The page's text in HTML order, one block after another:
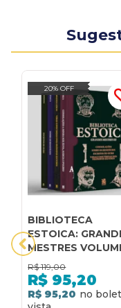
20% OFF
BIBLIOTECA
ESTOICA:
MESTRES
BOX COM 4
R$ 119,00
R$ 95,20
R$ 95,20